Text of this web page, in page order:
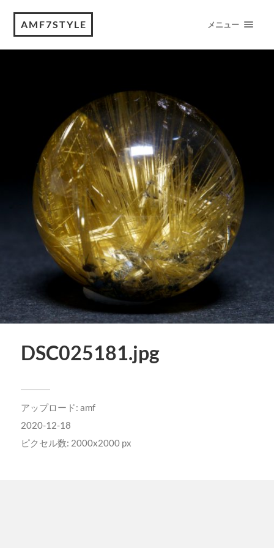
AMF7STYLE メニュー
DSC025181.jpg
アップロード: amf
2020-12-18
ピクセル数: 2000x2000 px